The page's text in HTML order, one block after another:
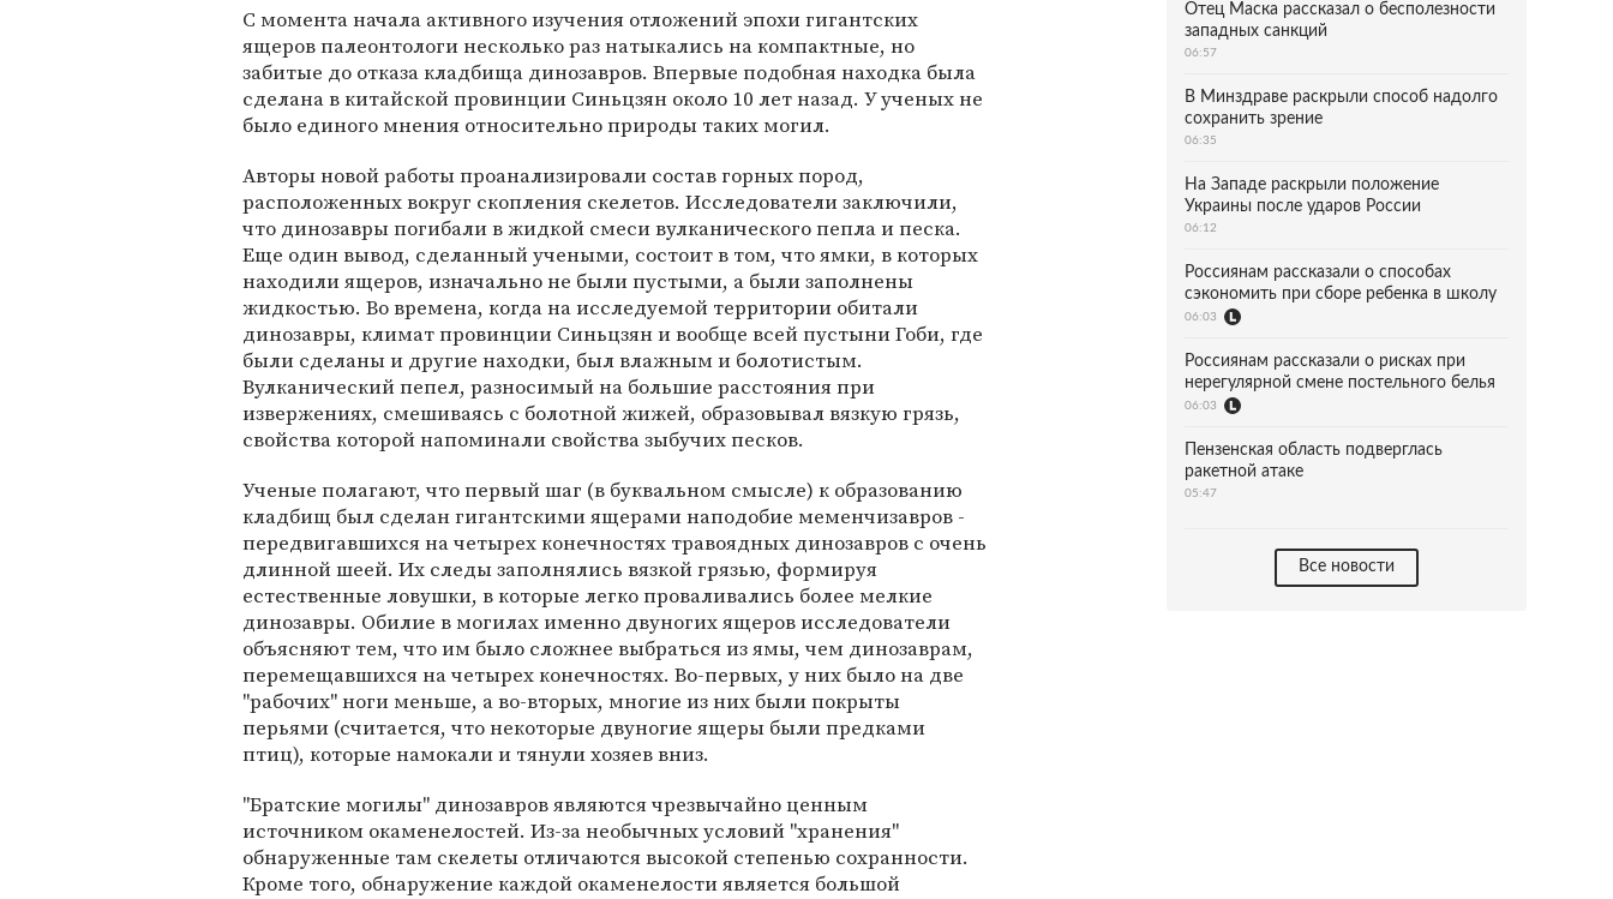
С момента начала активного изучения отложений эпохи гигантских
ящеров палеонтологи несколько раз натыкались на компактные, но
забитые до отказа кладбища динозавров. Впервые подобная находка была
сделана в китайской провинции Синьцзян около 10 лет назад. У ученых не
было единого мнения относительно природы таких могил.
Авторы новой работы проанализировали состав горных пород,
расположенных вокруг скопления скелетов. Исследователи заключили,
что динозавры погибали в жидкой смеси вулканического пепла и песка.
Еще один вывод, сделанный учеными, состоит в том, что ямки, в которых
находили ящеров, изначально не были пустыми, а были заполнены
жидкостью. Во времена, когда на исследуемой территории обитали
динозавры, климат провинции Синьцзян и вообще всей пустыни Гоби, где
были сделаны и другие находки, был влажным и болотистым.
Вулканический пепел, разносимый на большие расстояния при
извержениях, смешиваясь с болотной жижей, образовывал вязкую грязь,
свойства которой напоминали свойства зыбучих песков.
Ученые полагают, что первый шаг (в буквальном смысле) к образованию
кладбищ был сделан гигантскими ящерами наподобие меменчизавров -
передвигавшихся на четырех конечностях травоядных динозавров с очень
длинной шеей. Их следы заполнялись вязкой грязью, формируя
естественные ловушки, в которые легко проваливались более мелкие
динозавры. Обилие в могилах именно двуногих ящеров исследователи
объясняют тем, что им было сложнее выбраться из ямы, чем динозаврам,
перемещавшихся на четырех конечностях. Во-первых, у них было на две
"рабочих" ноги меньше, а во-вторых, многие из них были покрыты
перьями (считается, что некоторые двуногие ящеры были предками
птиц), которые намокали и тянули хозяев вниз.
"Братские могилы" динозавров являются чрезвычайно ценным
источником окаменелостей. Из-за необычных условий "хранения"
обнаруженные там скелеты отличаются высокой степенью сохранности.
Кроме того, обнаружение каждой окаменелости является большой
Отец Маска рассказал о бесполезности
западных санкций
06:57
В Минздраве раскрыли способ надолго
сохранить зрение
06:35
На Западе раскрыли положение
Украины после ударов России
06:12
Россиянам рассказали о способах
сэкономить при сборе ребенка в школу
06:03
Россиянам рассказали о рисках при
нерегулярной смене постельного белья
06:03
Пензенская область подверглась
ракетной атаке
05:47
Все новости